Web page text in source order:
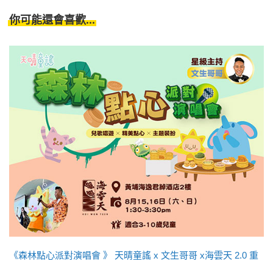
你可能還會喜歡...
《森林點心派對演唱會 》 天晴童謠 x 文生哥哥 x海雲天 2.0 重